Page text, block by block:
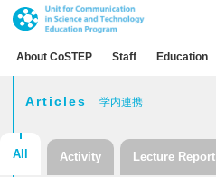
About CoSTEP Staff Education
Articles 学内連携
All Activity Lecture Report